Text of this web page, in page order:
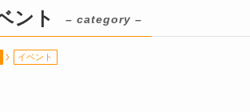
ント – category –
イベント